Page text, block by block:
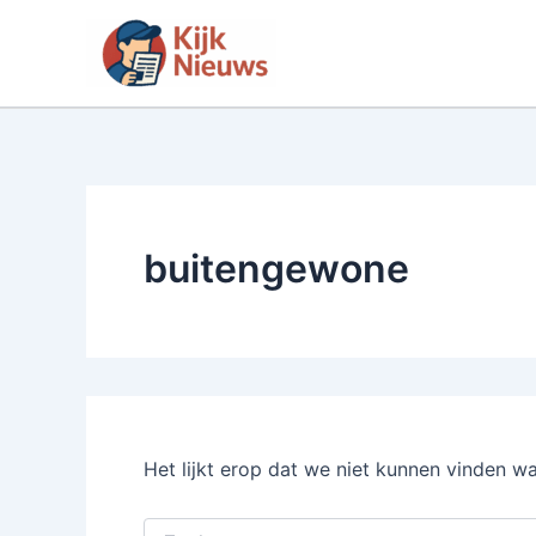
inhoud
buitengewone
Het lijkt erop dat we niet kunnen vinden
Zoek